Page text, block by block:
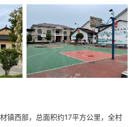
西部，总面积约17平方公里，全村